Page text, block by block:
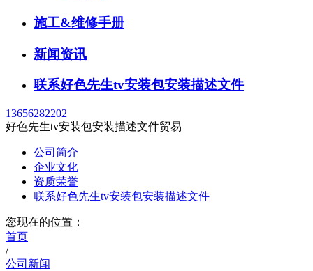
施工&维修手册
新闻资讯
联系好色先生tv安装包安装描述文件
13656282202
好色先生tv安装包安装描述文件贸易
公司简介
企业文化
资质荣誉
联系好色先生tv安装包安装描述文件
您现在的位置：
首页
/
公司新闻